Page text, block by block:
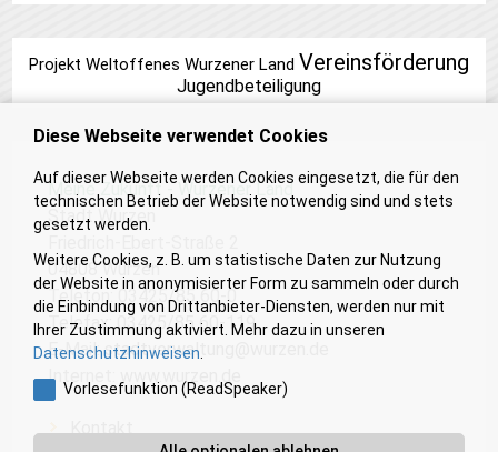
Projekt Weltoffenes Wurzener Land Vereinsförderung
Jugendbeteiligung
Meine Zukunft - Wurzener Land
Stadt Wurzen
04808 Wurzen
Telefon: 03425/85 60-0
Telefax: 03425/85 60-119
E-Mail:stadtverwaltung@wurzen.de
Internet:
Diese Webseite verwendet Cookies
Auf dieser Webseite werden Cookies eingesetzt, die für den
technischen Betrieb der Website notwendig sind und stets
gesetzt werden.
Weitere Cookies, z. B. um statistische Daten zur Nutzung
der Website in anonymisierter Form zu sammeln oder durch
die Einbindung von Drittanbieter-Diensten, werden nur mit
Ihrer Zustimmung aktiviert. Mehr dazu in unseren
Datenschutzhinweisen.
Vorlesefunktion (ReadSpeaker)